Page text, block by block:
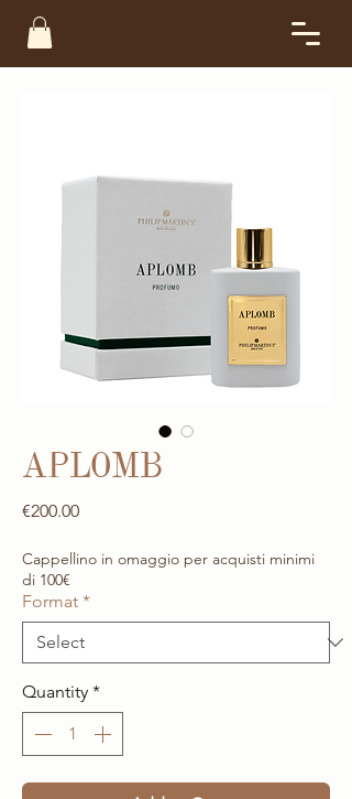
APLOMB
€200.00Price
Cappellino in omaggio per acquisti minimi
di 100€
Format *
Quantity *